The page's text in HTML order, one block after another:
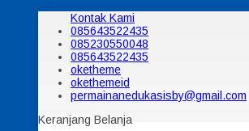
Kontak Kami
085643522435
085230550048
085643522435
oketheme
okethemeid
permainanedukasisby@gmail.com
Keranjang Belanja